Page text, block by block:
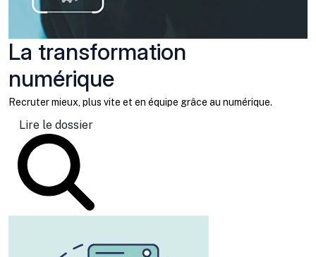
La transformation
numérique
Recruter mieux, plus vite et en équipe grâce au numérique.
Lire le dossier